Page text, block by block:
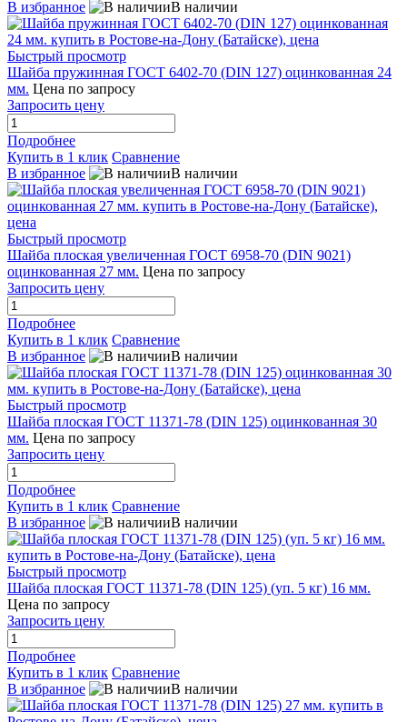
В избранное В наличии
Быстрый просмотр
Шайба пружинная ГОСТ 6402-70 (DIN 127) оцинкованная 24
мм. Цена по запросу
Запросить цену
Подробнее
Купить в 1 клик Сравнение
В избранное
В наличии
Быстрый просмотр
Шайба плоская увеличенная ГОСТ 6958-70 (DIN 9021)
оцинкованная 27 мм. Цена по запросу
Запросить цену
Подробнее
Купить в 1 клик Сравнение
В избранное
В наличии
Быстрый просмотр
Шайба плоская ГОСТ 11371-78 (DIN 125) оцинкованная 30
мм. Цена по запросу
Запросить цену
Подробнее
Купить в 1 клик Сравнение
В избранное
В наличии
Быстрый просмотр
Шайба плоская ГОСТ 11371-78 (DIN 125) (уп. 5 кг) 16 мм.
Цена по запросу
Запросить цену
Подробнее
Купить в 1 клик Сравнение
В избранное
В наличии